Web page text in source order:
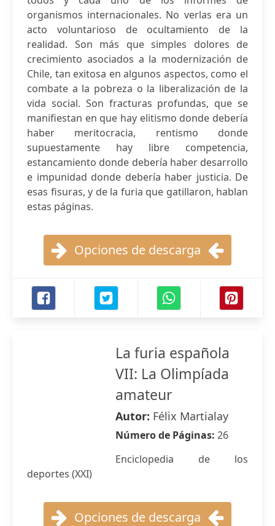
organismos internacionales. No verlas era un
acto voluntarioso de ocultamiento de la
realidad. Son más que simples dolores de
crecimiento asociados a la modernización de
Chile, tan exitosa en algunos aspectos, como el
combate a la pobreza o la liberalización de la
vida social. Son fracturas profundas, que se
manifiestan en que hay elitismo donde debería
haber meritocracia, rentismo donde
supuestamente hay libre competencia,
estancamiento donde debería haber desarrollo
e impunidad donde debería haber justicia. De
esas fisuras, y de la furia que gatillaron, hablan
estas páginas.
Opciones de descarga
La furia española
VII: La Olimpíada
amateur
Autor: Félix Martialay
Número de Páginas: 26
Enciclopedia de los
deportes (XXI)
Opciones de descarga